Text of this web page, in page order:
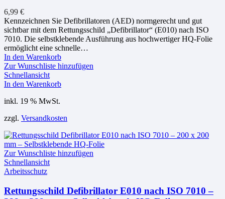
6,99 €
Kennzeichnen Sie Defibrillatoren (AED) normgerecht und gut
sichtbar mit dem Rettungsschild „Defibrillator“ (E010) nach ISO
7010. Die selbstklebende Ausführung aus hochwertiger HQ-Folie
ermöglicht eine schnelle…
In den Warenkorb
Zur Wunschliste hinzufügen
Schnellansicht
In den Warenkorb
inkl. 19 % MwSt.
zzgl. Versandkosten
Zur Wunschliste hinzufügen
Schnellansicht
Arbeitsschutz
Rettungsschild Defibrillator E010 nach ISO 7010 –